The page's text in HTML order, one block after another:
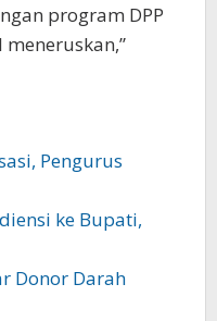
program DPP
Pengurus
ke Bupati,
Donor Darah